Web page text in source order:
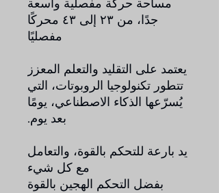
مساحة حركة مفصلية واسعة
جدًا، من ٢٣ إلى ٤٣ محركًا
مفصليًا
يعتمد على التقليد والتعلم المعزز
تتطور تكنولوجيا الروبوتات، التي
يُسرّعها الذكاء الاصطناعي، يومًا
بعد يوم.
يد بارعة للتحكم بالقوة، والتعامل
مع كل شيء
بفضل التحكم الهجين بالقوة